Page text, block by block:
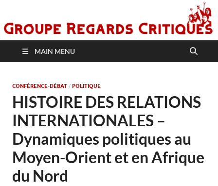
MAIN MENU
CONFÉRENCE-DÉBAT / POLITIQUE
HISTOIRE DES RELATIONS
INTERNATIONALES –
Dynamiques politiques au
Moyen-Orient et en Afrique
du Nord